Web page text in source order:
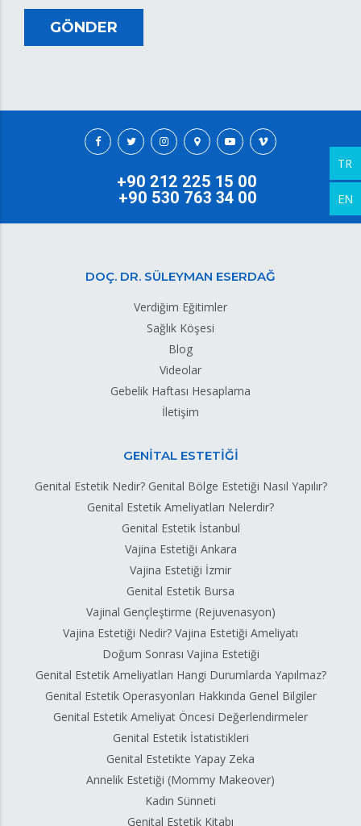
GÖNDER
+90 212 225 15 00
+90 530 763 34 00
DOÇ. DR. SÜLEYMAN ESERDAĞ
Verdiğim Eğitimler
Sağlık Köşesi
Blog
Videolar
Gebelik Haftası Hesaplama
İletişim
GENİTAL ESTETİĞİ
Genital Estetik Nedir? Genital Bölge Estetiği Nasıl Yapılır?
Genital Estetik Ameliyatları Nelerdir?
Genital Estetik İstanbul
Vajina Estetiği Ankara
Vajina Estetiği İzmir
Genital Estetik Bursa
Vajinal Gençleştirme (Rejuvenasyon)
Vajina Estetiği Nedir? Vajina Estetiği Ameliyatı
Doğum Sonrası Vajina Estetiği
Genital Estetik Ameliyatları Hangi Durumlarda Yapılmaz?
Genital Estetik Operasyonları Hakkında Genel Bilgiler
Genital Estetik Ameliyat Öncesi Değerlendirmeler
Genital Estetik İstatistikleri
Genital Estetikte Yapay Zeka
Annelik Estetiği (Mommy Makeover)
Kadın Sünneti
Genital Estetik Kitabı
TR
EN